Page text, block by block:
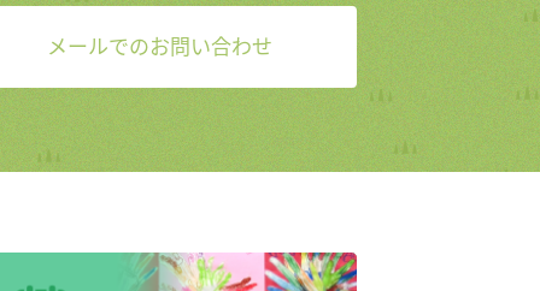
メールでのお問い合わせ